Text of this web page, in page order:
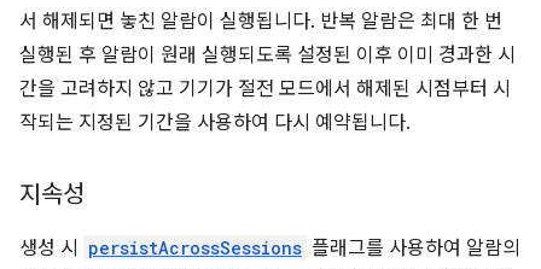
서 해제되면 놓친 알람이 실행됩니다. 반복 알람은 최대 한 번
실행된 후 알람이 원래 실행되도록 설정된 이후 이미 경과한 시
간을 고려하지 않고 기기가 절전 모드에서 해제된 시점부터 시
작되는 지정된 기간을 사용하여 다시 예약됩니다.
지속성
생성 시 persistAcrossSessions 플래그를 사용하여 알람의